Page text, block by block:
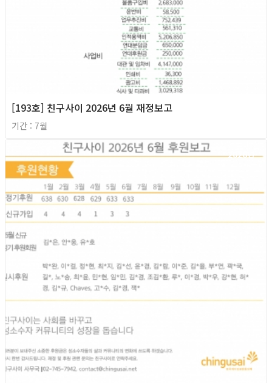
[193호] 친구사이 2026년 6월 재정보고
기간 : 7월
2026년